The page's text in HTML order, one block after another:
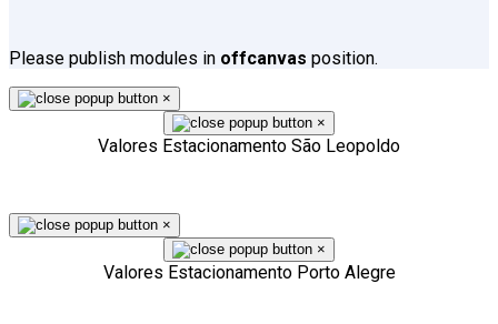
Please publish modules in offcanvas position.
×
×
Valores Estacionamento São Leopoldo
×
×
Valores Estacionamento Porto Alegre